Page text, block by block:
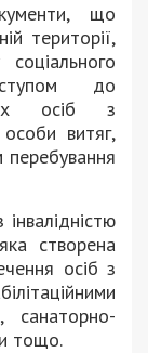
що
території,
до
осіб з
витяг,
перебування
створена
осіб з
санаторно-
тощо.